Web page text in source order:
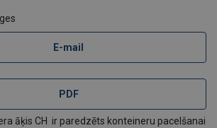
E-mail
PDF
āķis CH ir paredzēts konteineru pacelšanai